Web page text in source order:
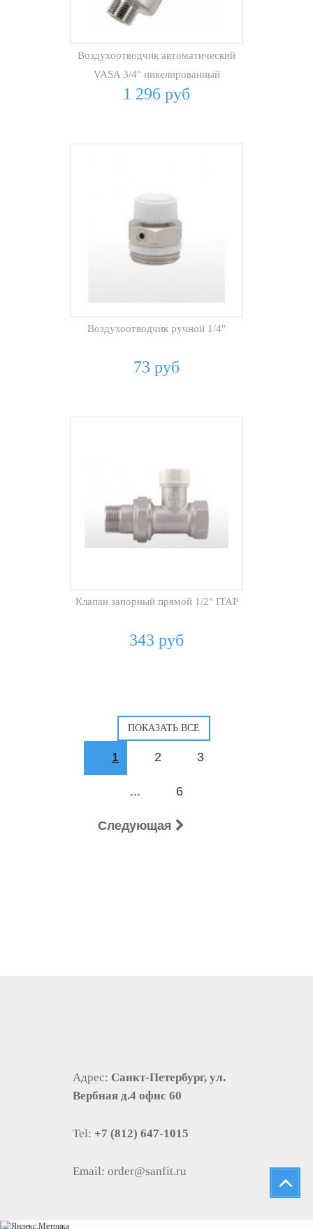
Воздухоотводчик автоматический
VASA 3/4" никелированный
1 296 руб
Воздухоотводчик ручной 1/4"
73 руб
Клапан запорный прямой 1/2" ITAP
343 руб
1 2 3
... 6
Следующая
Адрес: Санкт-Петербург, ул.
Вербная д.4 офис 60
Tel: +7 (812) 647-1015
Email: order@sanfit.ru